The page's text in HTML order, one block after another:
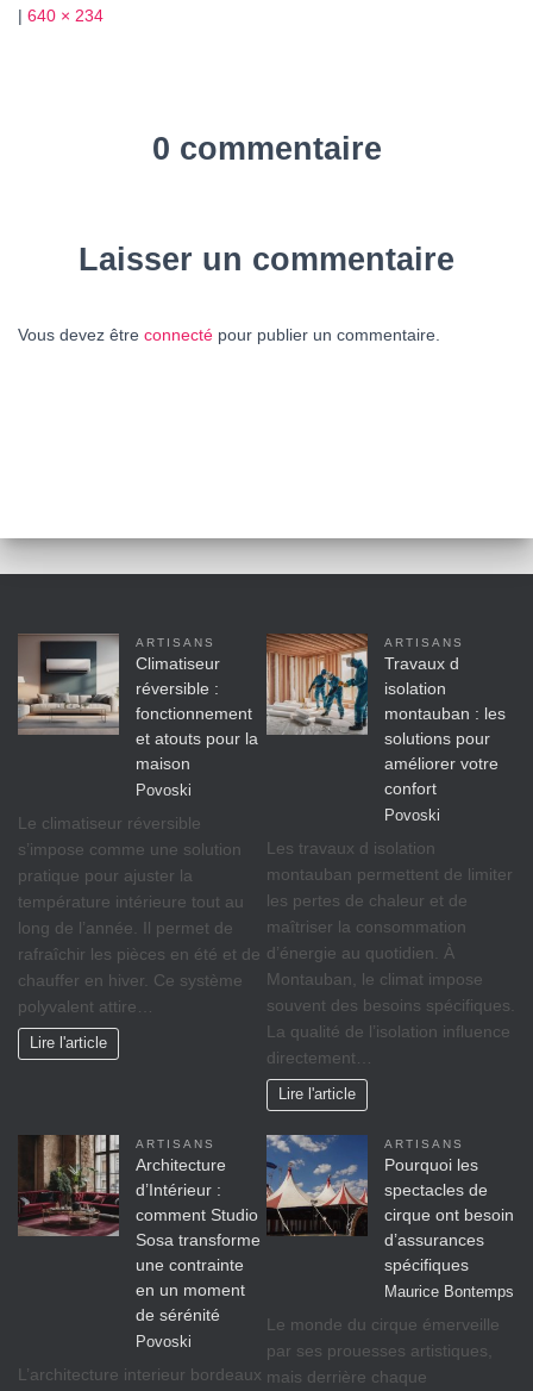
| 640 × 234
0 commentaire
Laisser un commentaire
Vous devez être connecté pour publier un commentaire.
ARTISANS
Climatiseur
réversible :
fonctionnement
et atouts pour la
maison
Povoski
Le climatiseur réversible
s’impose comme une solution
pratique pour ajuster la
température intérieure tout au
long de l’année. Il permet de
rafraîchir les pièces en été et de
chauffer en hiver. Ce système
polyvalent attire…
Lire l'article
ARTISANS
Travaux d
isolation
montauban : les
solutions pour
améliorer votre
confort
Povoski
Les travaux d isolation
montauban permettent de limiter
les pertes de chaleur et de
maîtriser la consommation
d’énergie au quotidien. À
Montauban, le climat impose
souvent des besoins spécifiques.
La qualité de l’isolation influence
directement…
Lire l'article
ARTISANS
Architecture
d’Intérieur :
comment Studio
Sosa transforme
une contrainte
en un moment
de sérénité
Povoski
L’architecture interieur bordeaux
ARTISANS
Pourquoi les
spectacles de
cirque ont besoin
d’assurances
spécifiques
Maurice Bontemps
Le monde du cirque émerveille
par ses prouesses artistiques,
mais derrière chaque